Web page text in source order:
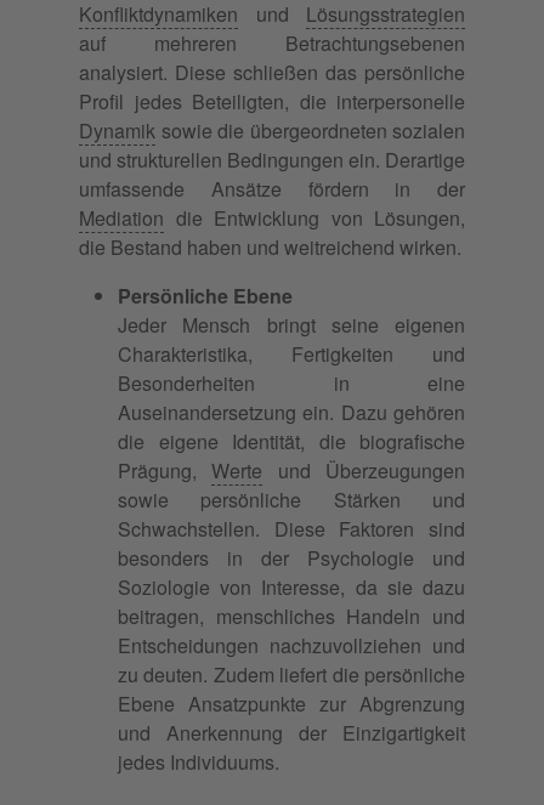
Konfliktdynamiken und Lösungsstrategien
auf mehreren Betrachtungsebenen
analysiert. Diese schließen das persönliche
Profil jedes Beteiligten, die interpersonelle
Dynamik sowie die übergeordneten sozialen
und strukturellen Bedingungen ein. Derartige
umfassende Ansätze fördern in der
Mediation die Entwicklung von Lösungen,
die Bestand haben und weitreichend wirken.
Persönliche Ebene
Jeder Mensch bringt seine eigenen
Charakteristika, Fertigkeiten und
Besonderheiten in eine
Auseinandersetzung ein. Dazu gehören
die eigene Identität, die biografische
Prägung,Werte und Überzeugungen
sowie persönliche Stärken und
Schwachstellen. Diese Faktoren sind
besonders in der Psychologie und
Soziologie von Interesse, da sie dazu
beitragen, menschliches Handeln und
Entscheidungen nachzuvollziehen und
zu deuten. Zudem liefert die persönliche
Ebene Ansatzpunkte zur Abgrenzung
und Anerkennung der Einzigartigkeit
jedes Individuums.